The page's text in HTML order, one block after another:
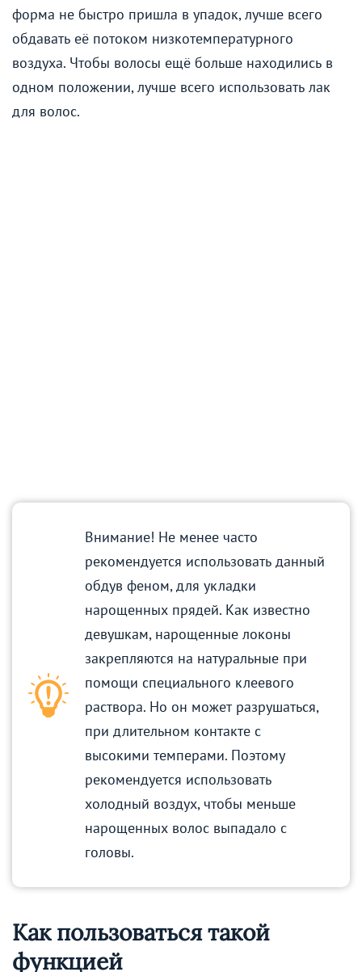
форма не быстро пришла в упадок, лучше всего
обдавать её потоком низкотемпературного
воздуха. Чтобы волосы ещё больше находились в
одном положении, лучше всего использовать лак
для волос.
Внимание! Не менее часто
рекомендуется использовать данный
обдув феном, для укладки
нарощенных прядей. Как известно
девушкам, нарощенные локоны
закрепляются на натуральные при
помощи специального клеевого
раствора. Но он может разрушаться,
при длительном контакте с
высокими темперами. Поэтому
рекомендуется использовать
холодный воздух, чтобы меньше
нарощенных волос выпадало с
головы.
Как пользоваться такой
функцией